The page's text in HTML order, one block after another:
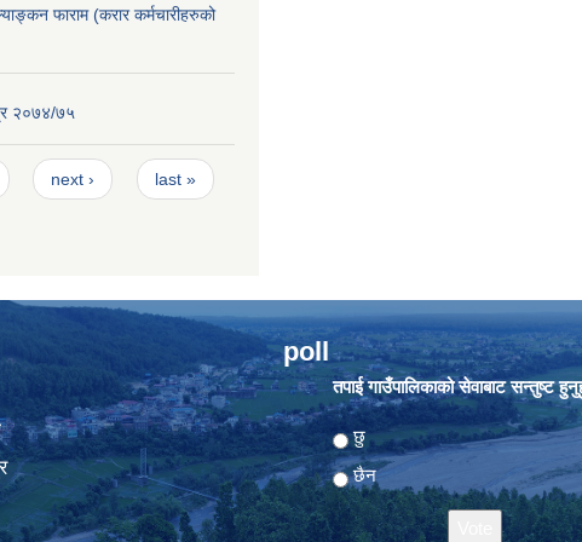
फाराम (करार कर्मचारीहरुको
२०७४/७५
next › last »
poll
तपाई गाउँपालिकाको सेवाबाट सन्तुष्ट
Choices
छु
छैन